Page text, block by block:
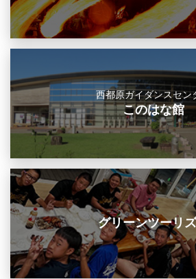
西都原ガイダンスセン
このはな館
グリーンツーリ